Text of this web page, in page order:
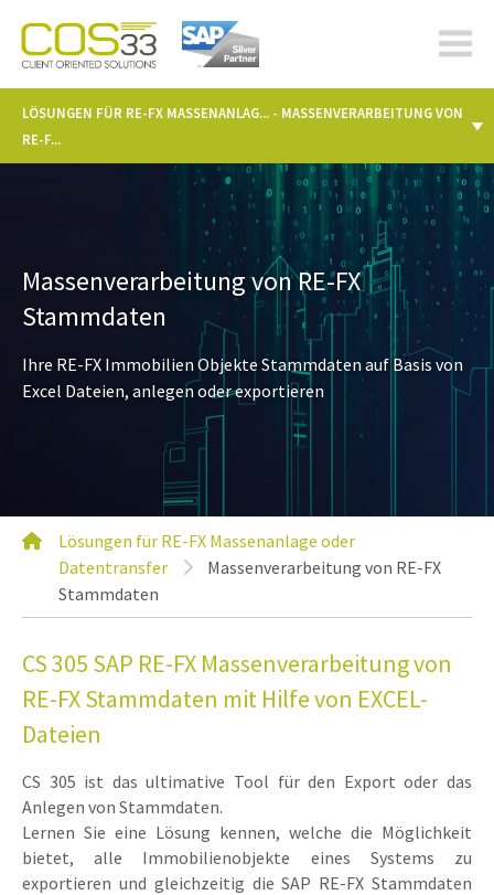
cos-
LÖSUNGEN FÜR RE-FX MASSENANLAG... - MASSENVERARBEITUNG VON
RE-F...
Massenverarbeitung von RE-FX
Stammdaten
Ihre RE-FX Immobilien Objekte Stammdaten auf Basis von
Excel Dateien, anlegen oder exportieren
Lösungen für RE-FX Massenanlage oder
Datentransfer
Massenverarbeitung von RE-FX
Stammdaten
CS 305 SAP RE-FX Massenverarbeitung von
RE-FX Stammdaten mit Hilfe von EXCEL-
Dateien
CS 305 ist das ultimative Tool für den Export oder das
Anlegen von Stammdaten.
Lernen Sie eine Lösung kennen, welche die Möglichkeit
bietet, alle Immobilienobjekte eines Systems zu
exportieren und gleichzeitig die SAP RE-FX Stammdaten